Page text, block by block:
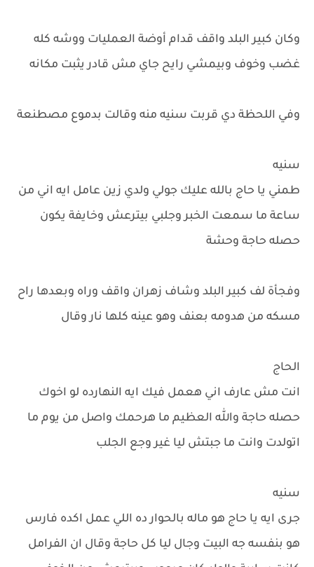
وكان كبير البلد واقف قدام أوضة العمليات ووشه كله
غضب وخوف وبيمشي رايح جاي مش قادر يثبت مكانه
وفي اللحظة دي قربت سنيه منه وقالت بدموع مصطنعة
سنيه
طمني يا حاج بالله عليك جولي ولدي زين عامل ايه اني من
ساعة ما سمعت الخبر وجلبي بيترعش وخايفة يكون
حصله حاجة وحشة
وفجأة لف كبير البلد وشاف زهران واقف وراه وبعدها راح
مسكه من هدومه بعنف وهو عينه كلها نار وقال
الحاج
انت مش عارف اني هعمل فيك ايه النهارده لو اخوك
حصله حاجة والله العظيم ما هرحمك واصل من يوم ما
اتولدت وانت ما جبتش ليا غير وجع الجلب
سنيه
جرى ايه يا حاج هو ماله بالحوار ده اللي عمل اكده فارس
هو بنفسه جه البيت وجال ليا كل حاجة وقال ان الفرامل